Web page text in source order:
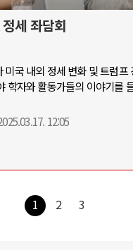
세 좌담회
미국 내외 정세 변화 및 트럼프
학자와 활동가들의 이야기를
12:05
1 2 3